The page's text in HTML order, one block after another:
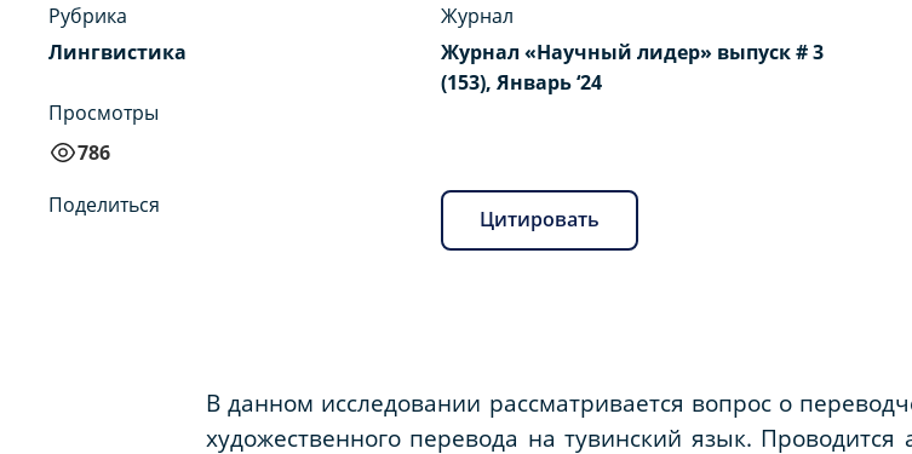
Рубрика
Лингвистика
Просмотры
786
Журнал
Журнал «Научный лидер» выпуск # 3
(153), Январь ‘24
Поделиться
Цитировать
В данном исследовании рассматривается вопрос о
художественного перевода на тувинский язык.